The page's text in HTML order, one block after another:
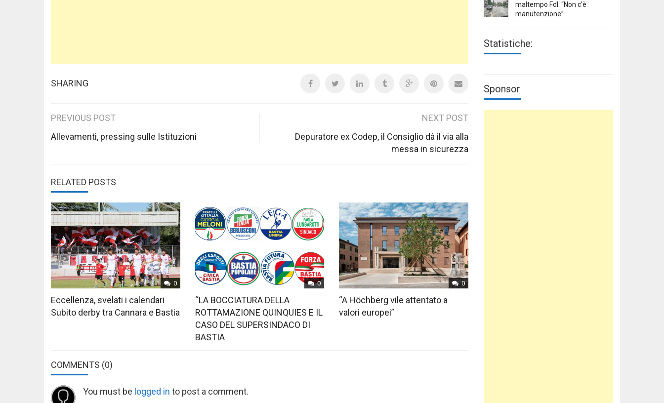
SHARING
Post
navigation
PREVIOUS POST
Allevamenti, pressing sulle Istituzioni
NEXT POST
Depuratore ex Codep, il Consiglio dà il via alla
messa in sicurezza
RELATED POSTS
0
Eccellenza, svelati i calendari
Subito derby tra Cannara e Bastia
0
“LA BOCCIATURA DELLA
ROTTAMAZIONE QUINQUIES E IL
CASO DEL SUPERSINDACO DI
BASTIA
0
“A Höchberg vile attentato a
valori europei”
COMMENTS (0)
You must be logged in to post a comment.
maltempo FdI: “Non c’è
manutenzione”
Statistiche:
Sponsor